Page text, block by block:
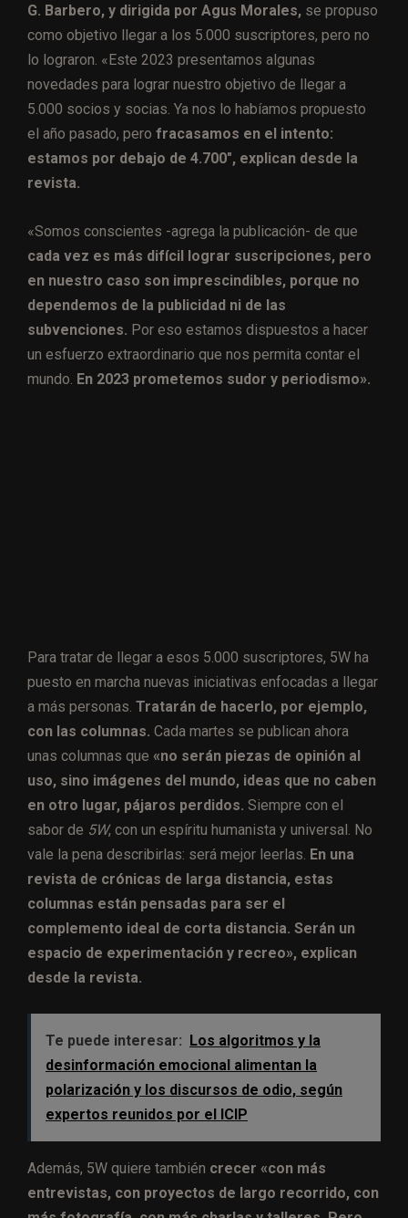
G. Barbero, y dirigida por Agus Morales, se propuso
como objetivo llegar a los 5.000 suscriptores, pero no
lo lograron. «Este 2023 presentamos algunas
novedades para lograr nuestro objetivo de llegar a
5.000 socios y socias. Ya nos lo habíamos propuesto
el año pasado, pero fracasamos en el intento:
estamos por debajo de 4.700″, explican desde la
revista.
«Somos conscientes -agrega la publicación- de que
cada vez es más difícil lograr suscripciones, pero
en nuestro caso son imprescindibles, porque no
dependemos de la publicidad ni de las
subvenciones. Por eso estamos dispuestos a hacer
un esfuerzo extraordinario que nos permita contar el
mundo. En 2023 prometemos sudor y periodismo».
Para tratar de llegar a esos 5.000 suscriptores, 5W ha
puesto en marcha nuevas iniciativas enfocadas a llegar
a más personas. Tratarán de hacerlo, por ejemplo,
con las columnas. Cada martes se publican ahora
unas columnas que «no serán piezas de opinión al
uso, sino imágenes del mundo, ideas que no caben
en otro lugar, pájaros perdidos. Siempre con el
sabor de 5W, con un espíritu humanista y universal. No
vale la pena describirlas: será mejor leerlas. En una
revista de crónicas de larga distancia, estas
columnas están pensadas para ser el
complemento ideal de corta distancia. Serán un
espacio de experimentación y recreo», explican
desde la revista.
Te puede interesar: Los algoritmos y la
desinformación emocional alimentan la
polarización y los discursos de odio, según
expertos reunidos por el ICIP
Además, 5W quiere también crecer «con más
entrevistas, con proyectos de largo recorrido, con